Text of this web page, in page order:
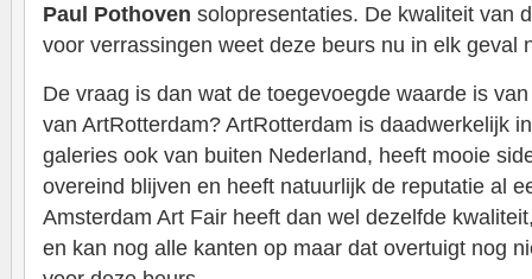
Paul Pothoven solopresentaties. De kwaliteit van
voor verrassingen weet deze beurs nu in elk geval
De vraag is dan wat de toegevoegde waarde is
van ArtRotterdam? ArtRotterdam is daadwerkelijk
galeries ook van buiten Nederland, heeft mooie
overeind blijven en heeft natuurlijk de reputatie al
Amsterdam Art Fair heeft dan wel dezelfde
en kan nog alle kanten op maar dat overtuigt nog